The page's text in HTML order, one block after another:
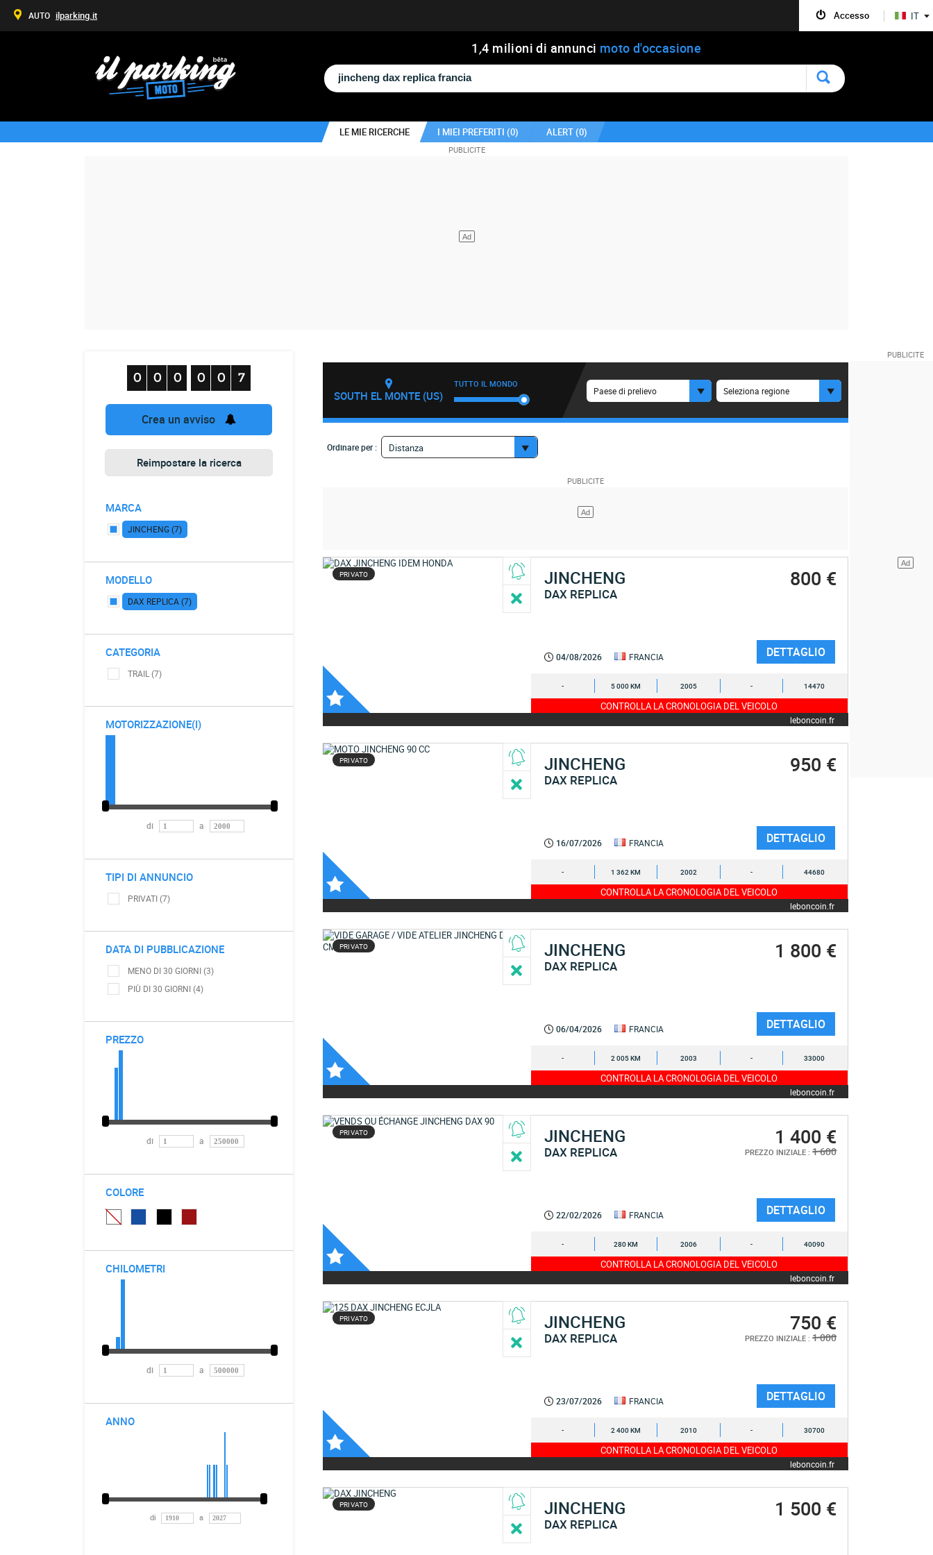
1 ,4 milioni di annunci moto d'occasione
LE MIE RICERCHE I MIEI PREFERITI (0) ALERT (0)
Crea un avviso
Reimpostare la ricerca
MARCA
JINCHENG (7)
MODELLO
DAX REPLICA (7)
CATEGORIA
TRAIL (7)
MOTORIZZAZIONE(I)
di a
TIPI DI ANNUNCIO
PRIVATI (7)
DATA DI PUBBLICAZIONE
MENO DI 30 GIORNI (3)
PIÙ DI 30 GIORNI (4)
PREZZO
di a
COLORE
CHILOMETRI
di a
ANNO
SOUTH EL MONTE (US)
TUTTO IL MONDO
Paese di prelievo Seleziona regione
Ordinare per : Distanza
PRIVATO JINCHENG
DAX REPLICA
800 €
04/08/2026 FRANCIA DETTAGLIO
- 5 000 KM 2005 - 14470
CONTROLLA LA CRONOLOGIA DEL VEICOLO
leboncoin.fr
PRIVATO JINCHENG
DAX REPLICA
950 €
16/07/2026 FRANCIA DETTAGLIO
- 1 362 KM 2002 - 44680
CONTROLLA LA CRONOLOGIA DEL VEICOLO
leboncoin.fr
PRIVATO JINCHENG
DAX REPLICA
1 800 €
06/04/2026 FRANCIA DETTAGLIO
- 2 005 KM 2003 - 33000
CONTROLLA LA CRONOLOGIA DEL VEICOLO
leboncoin.fr
PRIVATO JINCHENG
DAX REPLICA
1 400 €
PREZZO INIZIALE : 1 600
22/02/2026 FRANCIA DETTAGLIO
- 280 KM 2006 - 40090
CONTROLLA LA CRONOLOGIA DEL VEICOLO
leboncoin.fr
PRIVATO JINCHENG
DAX REPLICA
750 €
PREZZO INIZIALE : 1 000
23/07/2026 FRANCIA DETTAGLIO
- 2 400 KM 2010 - 30700
CONTROLLA LA CRONOLOGIA DEL VEICOLO
leboncoin.fr
PRIVATO JINCHENG
DAX REPLICA
1 500 €
Accesso
AUTO ilparking.it IT